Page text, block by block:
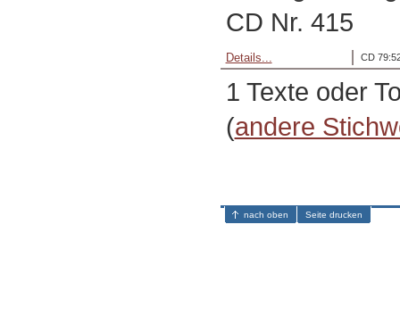
CD Nr. 415
CD
Details...
1 Texte oder
(andere
nach oben Seite drucken